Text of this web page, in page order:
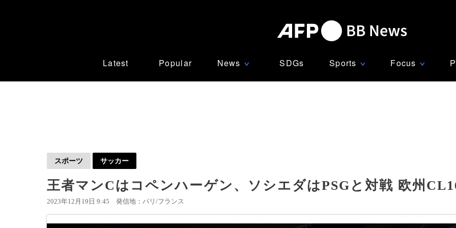
Latest Popular News ∨ SDGs Sports ∨ Focus ∨
スポーツ サッカー
王者マンCはコペンハーゲン、ソシエダはPSGと対戦 欧州
2023年12月19日 9:45 発信地：パリ/フランス